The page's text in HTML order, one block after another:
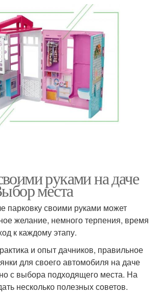
руками на даче
места
парковку своими руками может
желание, немного терпения, время
к каждому этапу.
и опыт дачников, правильное
для своего автомобиля на даче
с выбора подходящего места. На
несколько полезных советов.